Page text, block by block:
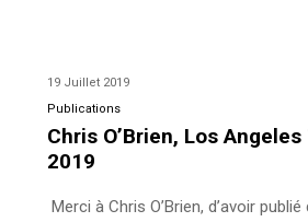
19 Juillet 2019
Publications
Chris O’Brien, Los
2019
Merci à Chris O’Brien, d’avoir